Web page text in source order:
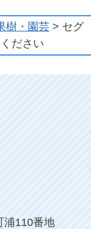
樹・園芸 > セグ
ださい
浦110番地